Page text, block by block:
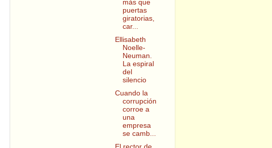
más que
puertas
giratorias,
car...
Ellisabeth
Noelle-
Neuman.
La espiral
del
silencio
Cuando la
corrupción
corroe a
una
empresa
se camb...